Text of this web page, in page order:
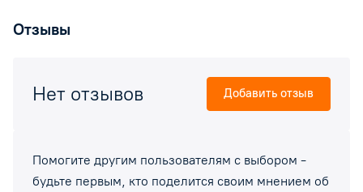
Отзывы
Помогите другим пользователям с выбором -
будьте первым, кто поделится своим мнением об
Нет отзывов Добавить отзыв